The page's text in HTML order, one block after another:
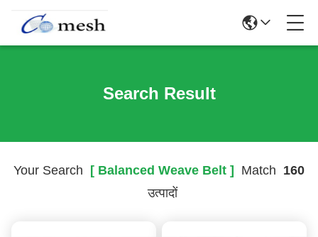
Search Result
Your Search [ Balanced Weave Belt ] Match 160
उत्पादों